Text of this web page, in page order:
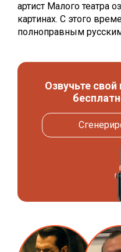
артист Малого театра
картинах. С этого
полноправным
Озвучьте